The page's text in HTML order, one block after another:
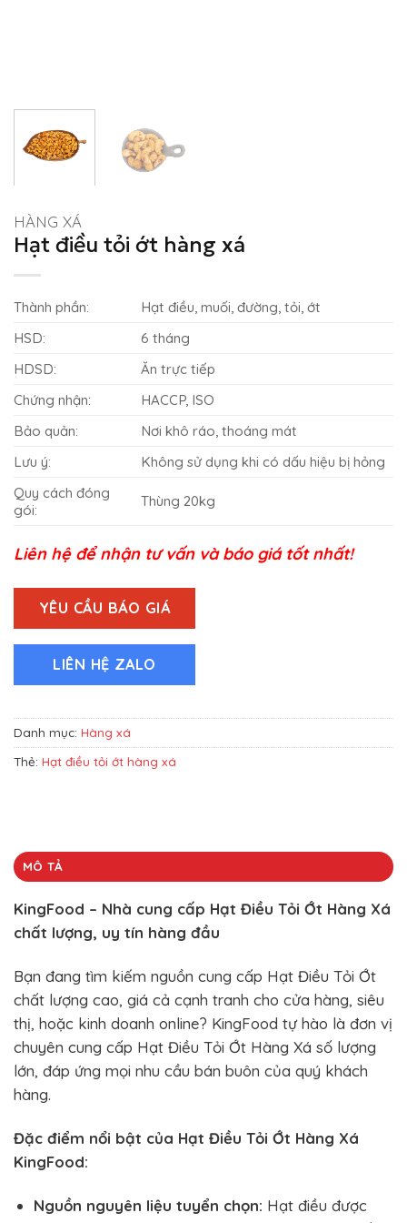
HÀNG XÁ
Hạt điều tỏi ớt hàng xá
Thành phần:
Hạt điều, muối, đường, tỏi, ớt
HSD:
6 tháng
HDSD:
Ăn trực tiếp
Chứng nhận:
HACCP, ISO
Bảo quản:
Nơi khô ráo, thoáng mát
Lưu ý:
Không sử dụng khi có dấu hiệu bị hỏng
Quy cách đóng
gói:
Thùng 20kg
Liên hệ để nhận tư vấn và báo giá tốt nhất!
YÊU CẦU BÁO GIÁ
LIÊN HỆ ZALO
Danh mục: Hàng xá
Thẻ: Hạt điều tỏi ớt hàng xá
MÔ TẢ
KingFood – Nhà cung cấp Hạt Điều Tỏi Ớt Hàng Xá
chất lượng, uy tín hàng đầu
Bạn đang tìm kiếm nguồn cung cấp Hạt Điều Tỏi Ớt
chất lượng cao, giá cả cạnh tranh cho cửa hàng, siêu
thị, hoặc kinh doanh online? KingFood tự hào là đơn vị
chuyên cung cấp Hạt Điều Tỏi Ớt Hàng Xá số lượng
lớn, đáp ứng mọi nhu cầu bán buôn của quý khách
hàng.
Đặc điểm nổi bật của Hạt Điều Tỏi Ớt Hàng Xá
KingFood:
Nguồn nguyên liệu tuyển chọn: Hạt điều được